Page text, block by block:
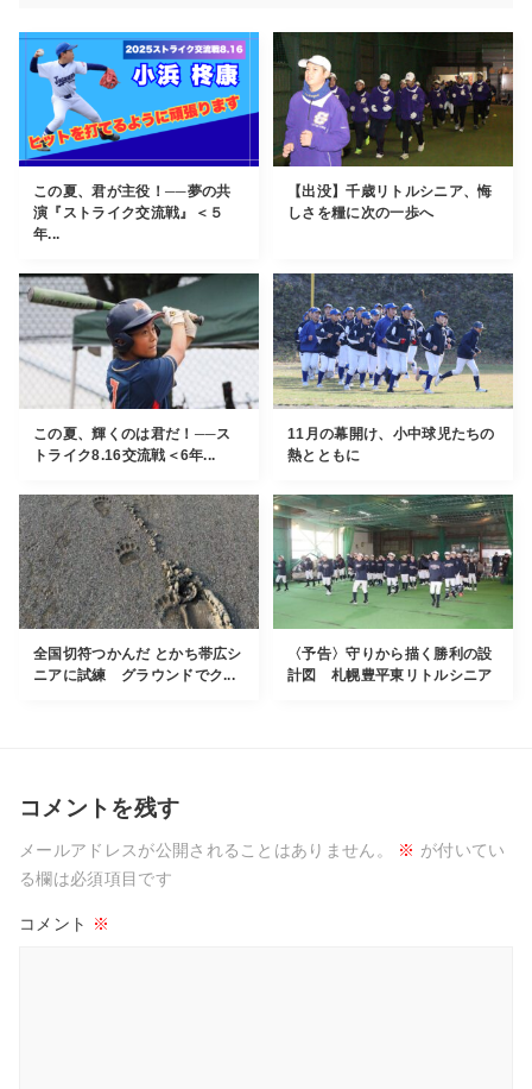
この夏、君が主役！──夢の共
演『ストライク交流戦』＜５
年...
【出没】千歳リトルシニア、悔
しさを糧に次の一歩へ
この夏、輝くのは君だ！──ス
トライク8.16交流戦＜6年...
11月の幕開け、小中球児たちの
熱とともに
全国切符つかんだ とかち帯広シ
ニアに試練 グラウンドでク...
〈予告〉守りから描く勝利の設
計図 札幌豊平東リトルシニア
コメントを残す
メールアドレスが公開されることはありません。 ※ が付いてい
る欄は必須項目です
コメント ※